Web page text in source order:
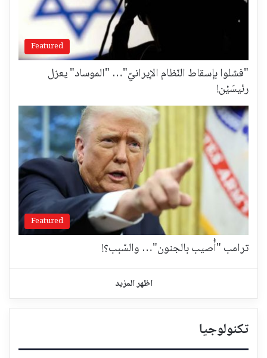
Featured
"فشلوا بإسقاط النّظام الإيرانيّ"… "الموساد" يعزل
رئيسَيْن!
Featured
ترامب "أُصيب بالجنون"… والسّبب؟!
اظهر المزيد
تكنولوجيا